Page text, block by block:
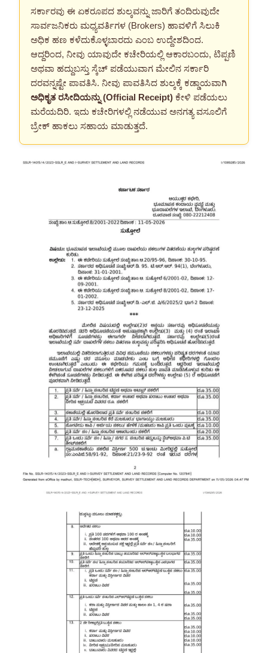
ಸರ್ಕಾರವು ಈ ಏಕರೂಪದ ಶುಲ್ಕವನ್ನು ಜಾರಿಗೆ ತಂದಿರುವುದೇ
ಸಾರ್ವಜನಿಕರು ಮಧ್ಯವರ್ತಿಗಳ (Brokers) ಹಾವಳಿಗೆ ಸಿಲುಕಿ
ಅಧಿಕ ಹಣ ಕಳೆದುಕೊಳ್ಳಬಾರದು ಎಂಬ ಉದ್ದೇಶದಿಂದ.
ಆದ್ದರಿಂದ, ನೀವು ಯಾವುದೇ ಕಚೇರಿಯಲ್ಲಿ ಆಕಾರಬಂದು, ಟಿಪ್ಪಣಿ
ಅಥವಾ ಹದ್ದುಬಸ್ತು ಸ್ಕೆಚ್ ಪಡೆಯುವಾಗ ಮೇಲಿನ ಸರ್ಕಾರಿ
ದರವನ್ನಷ್ಟೇ ಪಾವತಿಸಿ. ನೀವು ಪಾವತಿಸಿದ ಶುಲ್ಕಕ್ಕೆ ಕಡ್ಡಾಯವಾಗಿ
ಅಧಿಕೃತ ರಸೀದಿಯನ್ನು (Official Receipt) ಕೇಳಿ ಪಡೆಯಲು
ಮರೆಯದಿರಿ. ಇದು ಕಚೇರಿಗಳಲ್ಲಿ ನಡೆಯುವ ಅನಗತ್ಯ ವಸೂಲಿಗೆ
ಬ್ರೇಕ್ ಹಾಕಲು ಸಹಾಯ ಮಾಡುತ್ತದೆ.